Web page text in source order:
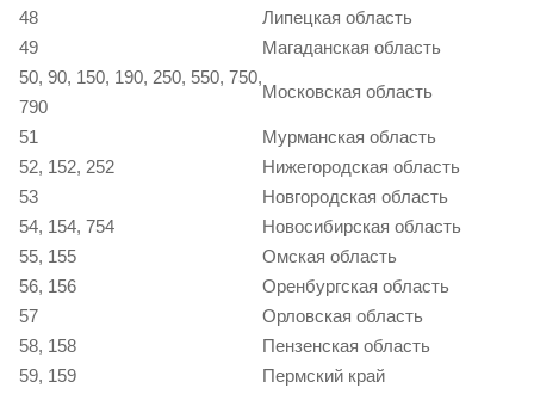
48
Липецкая область
49
Магаданская область
50, 90, 150, 190, 250, 550, 750,
790
Московская область
51
Мурманская область
52, 152, 252
Нижегородская область
53
Новгородская область
54, 154, 754
Новосибирская область
55, 155
Омская область
56, 156
Оренбургская область
57
Орловская область
58, 158
Пензенская область
59, 159
Пермский край